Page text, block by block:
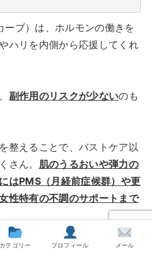
ブ）は、ホルモンの働きを
ハリを内側から応援してくれ
副作用のリスクが少ないのも
整えることで、バストケア以
さん。 肌のうるおいや弾力の
はPMS（月経前症候群）や更
性特有の不調のサポートまで
分として知られている成分
カテゴリー プロフィール メール